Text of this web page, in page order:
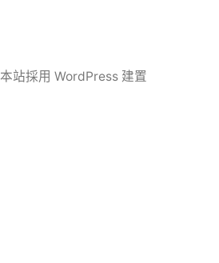
本站採用 WordPress 建置